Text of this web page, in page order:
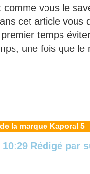
comme vous le
cet article vous
temps
une fois que le
la marque Kaporal 5
Rédigé par